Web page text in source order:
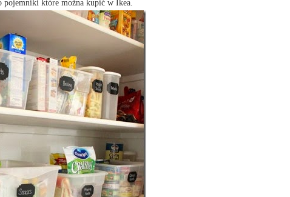
pojemniki które można kupić w Ikea.